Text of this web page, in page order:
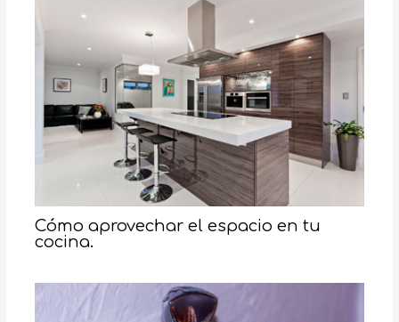
Cómo aprovechar el espacio en tu
cocina.